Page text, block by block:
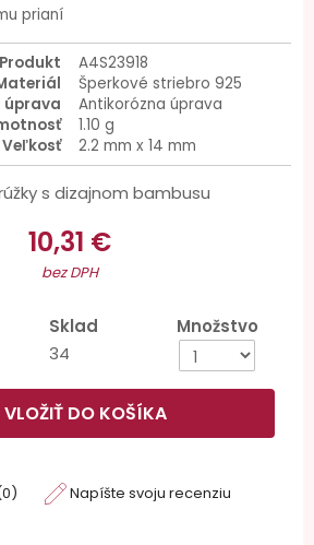
prianí
A4S23918
Šperkové striebro 925
úprava
Antikorózna úprava
1.10 g
Veľkosť
2.2 mm x 14 mm
s dizajnom bambusu
10,31 €
bez DPH
Sklad
34
Množstvo
VLOŽIŤ DO KOŠÍKA
Napíšte svoju recenziu